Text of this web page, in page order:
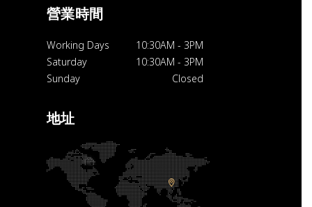
營業時間
Working Days 10:30AM - 3PM
Saturday
10:30AM - 3PM
Sunday
Closed
地址